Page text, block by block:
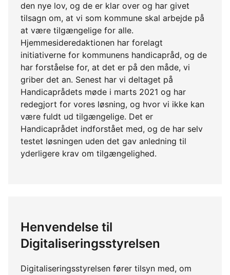
den nye lov, og de er klar over og har givet
tilsagn om, at vi som kommune skal arbejde på
at være tilgængelige for alle.
Hjemmesideredaktionen har forelagt
initiativerne for kommunens handicapråd, og de
har forståelse for, at det er på den måde, vi
griber det an. Senest har vi deltaget på
Handicaprådets møde i marts 2021 og har
redegjort for vores løsning, og hvor vi ikke kan
være fuldt ud tilgængelige. Det er
Handicaprådet indforstået med, og de har selv
testet løsningen uden det gav anledning til
yderligere krav om tilgængelighed.
Henvendelse til
Digitaliseringsstyrelsen
Digitaliseringsstyrelsen fører tilsyn med, om